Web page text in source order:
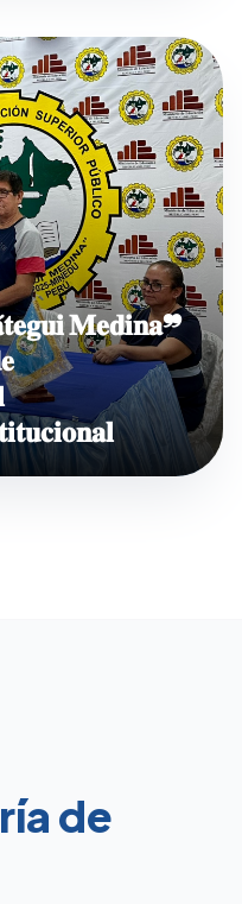
𝐌𝐞𝐝𝐢𝐧𝐚❞
de